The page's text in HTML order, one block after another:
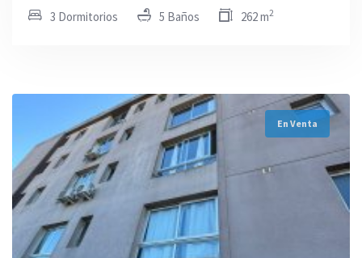
3 Dormitorios 5 Baños 262 m2
En Venta